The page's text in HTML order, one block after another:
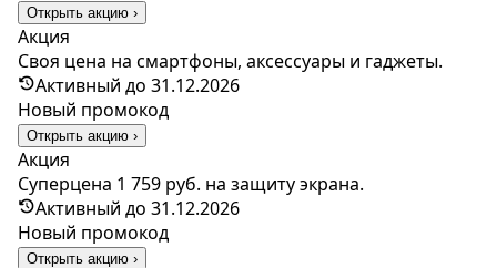
Открыть акцию ›
Акция
Своя цена на смартфоны, аксессуары и гаджеты.
Активный до 31.12.2026
Новый промокод
Открыть акцию ›
Акция
Суперцена 1 759 руб. на защиту экрана.
Активный до 31.12.2026
Новый промокод
Открыть акцию ›